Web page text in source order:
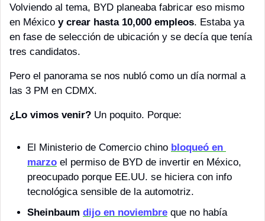
Volviendo al tema, BYD planeaba fabricar eso mismo
en México y crear hasta 10,000 empleos. Estaba ya
en fase de selección de ubicación y se decía que tenía
tres candidatos.
Pero el panorama se nos nubló como un día normal a
las 3 PM en CDMX.
¿Lo vimos venir? Un poquito. Porque:
El Ministerio de Comercio chino bloqueó en
marzo el permiso de BYD de invertir en México,
preocupado porque EE.UU. se hiciera con info
tecnológica sensible de la automotriz.
Sheinbaum dijo en noviembre que no había